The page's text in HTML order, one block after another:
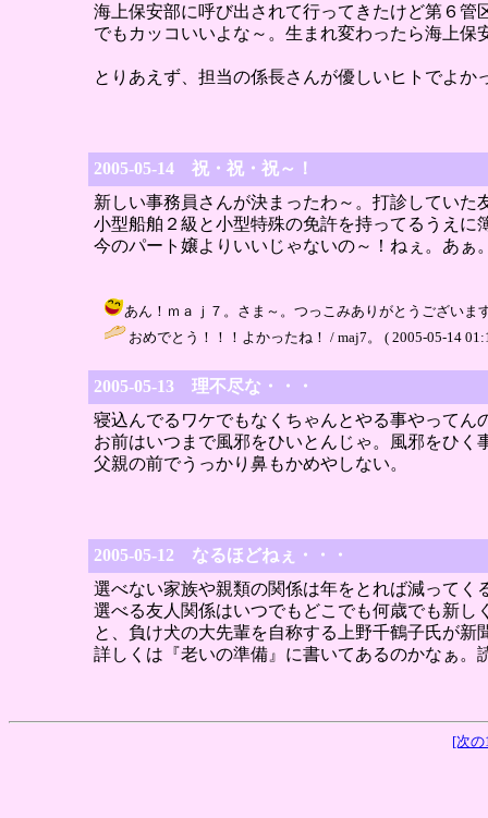
海上保安部に呼び出されて行ってきたけど第６管
でもカッコいいよな～。生まれ変わったら海上
とりあえず、担当の係長さんが優しいヒトでよか
2005-05-14 祝・祝・祝～！
新しい事務員さんが決まったわ～。打診していた
小型船舶２級と小型特殊の免許を持ってるうえに
今のパート嬢よりいいじゃないの～！ねぇ。あ
あん！ｍａｊ７。さま～。つっこみありがとうございま
おめでとう！！！よかったね！ / maj7。 ( 2005-05-14
2005-05-13 理不尽な・・・
寝込んでるワケでもなくちゃんとやる事やってん
お前はいつまで風邪をひいとんじゃ。風邪をひく
父親の前でうっかり鼻もかめやしない。
2005-05-12 なるほどねぇ・・・
選べない家族や親類の関係は年をとれば減ってく
選べる友人関係はいつでもどこでも何歳でも新し
と、負け犬の大先輩を自称する上野千鶴子氏が新
詳しくは『老いの準備』に書いてあるのかなぁ。
[次